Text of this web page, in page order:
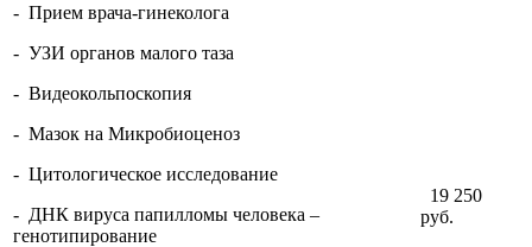
- Прием врача-гинеколога
- УЗИ органов малого таза
- Видеокольпоскопия
- Мазок на Микробиоценоз
- Цитологическое исследование
- ДНК вируса папилломы человека –
генотипирование
19 250
руб.